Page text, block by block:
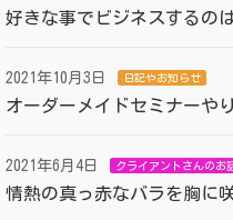
好きな事でビジネスするの
2021年10月3日 日記やお知らせ
オーダーメイドセミナーや
2021年6月4日 クライアントさんのお
情熱の真っ赤なバラを胸に